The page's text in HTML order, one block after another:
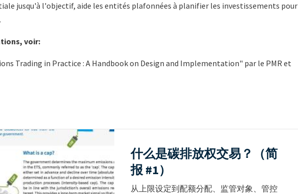
jusqu'à l'objectif, aide les entités plafonnées à planifier les investissements pour
voir:
Trading in Practice : A Handbook on Design and Implementation" par le PMR et
什么是碳排放权交易？（简
报 #1）
Teaser
从上限设定到配额分配、监管对象、管控